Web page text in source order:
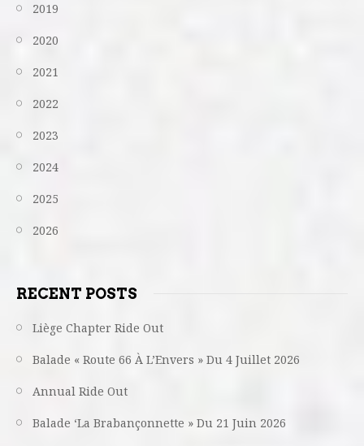
2019
2020
2021
2022
2023
2024
2025
2026
RECENT POSTS
Liège Chapter Ride Out
Balade « Route 66 À L’Envers » Du 4 Juillet 2026
Annual Ride Out
Balade ‘La Brabançonnette » Du 21 Juin 2026